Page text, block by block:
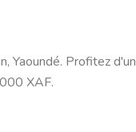
Yaoundé. Profitez d'un
XAF.